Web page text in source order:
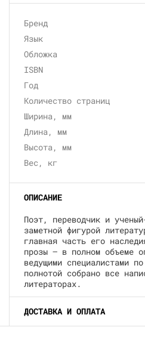
Бренд
Язык
Обложка
ISBN
Год
Количество страниц
Ширина, мм
Длина, мм
Высота, мм
Вес, кг
ОПИСАНИЕ
Поэт, переводчик и
заметной фигурой
главная часть его
прозы — в полном объеме
ведущими специалистами
полнотой собрано все
литераторах.
ДОСТАВКА И ОПЛАТА